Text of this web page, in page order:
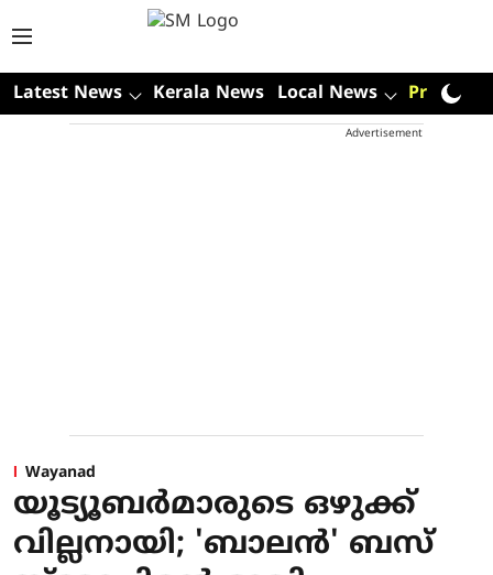
Latest News Kerala News Local News Premium
Advertisement
Wayanad
യൂട്യൂബർമാരുടെ ഒഴുക്ക്
വില്ലനായി; 'ബാലൻ' ബസ്